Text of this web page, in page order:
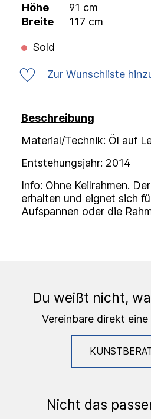
Höhe
91 cm
Breite
117 cm
Sold
Zur Wunschliste
Beschreibung
Material/Technik: Öl auf
Entstehungsjahr: 2014
Info: Ohne Keilrahmen.
erhalten und eignet sich
Aufspannen oder die
Du weißt nicht,
Vereinbare direkt
Nicht das